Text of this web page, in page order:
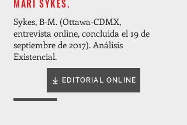
MARI SYKES.
Sykes, B-M. (Ottawa-CDMX,
entrevista online, concluida el 19 de
septiembre de 2017). Análisis
Existencial.
EDITORIAL ONLINE